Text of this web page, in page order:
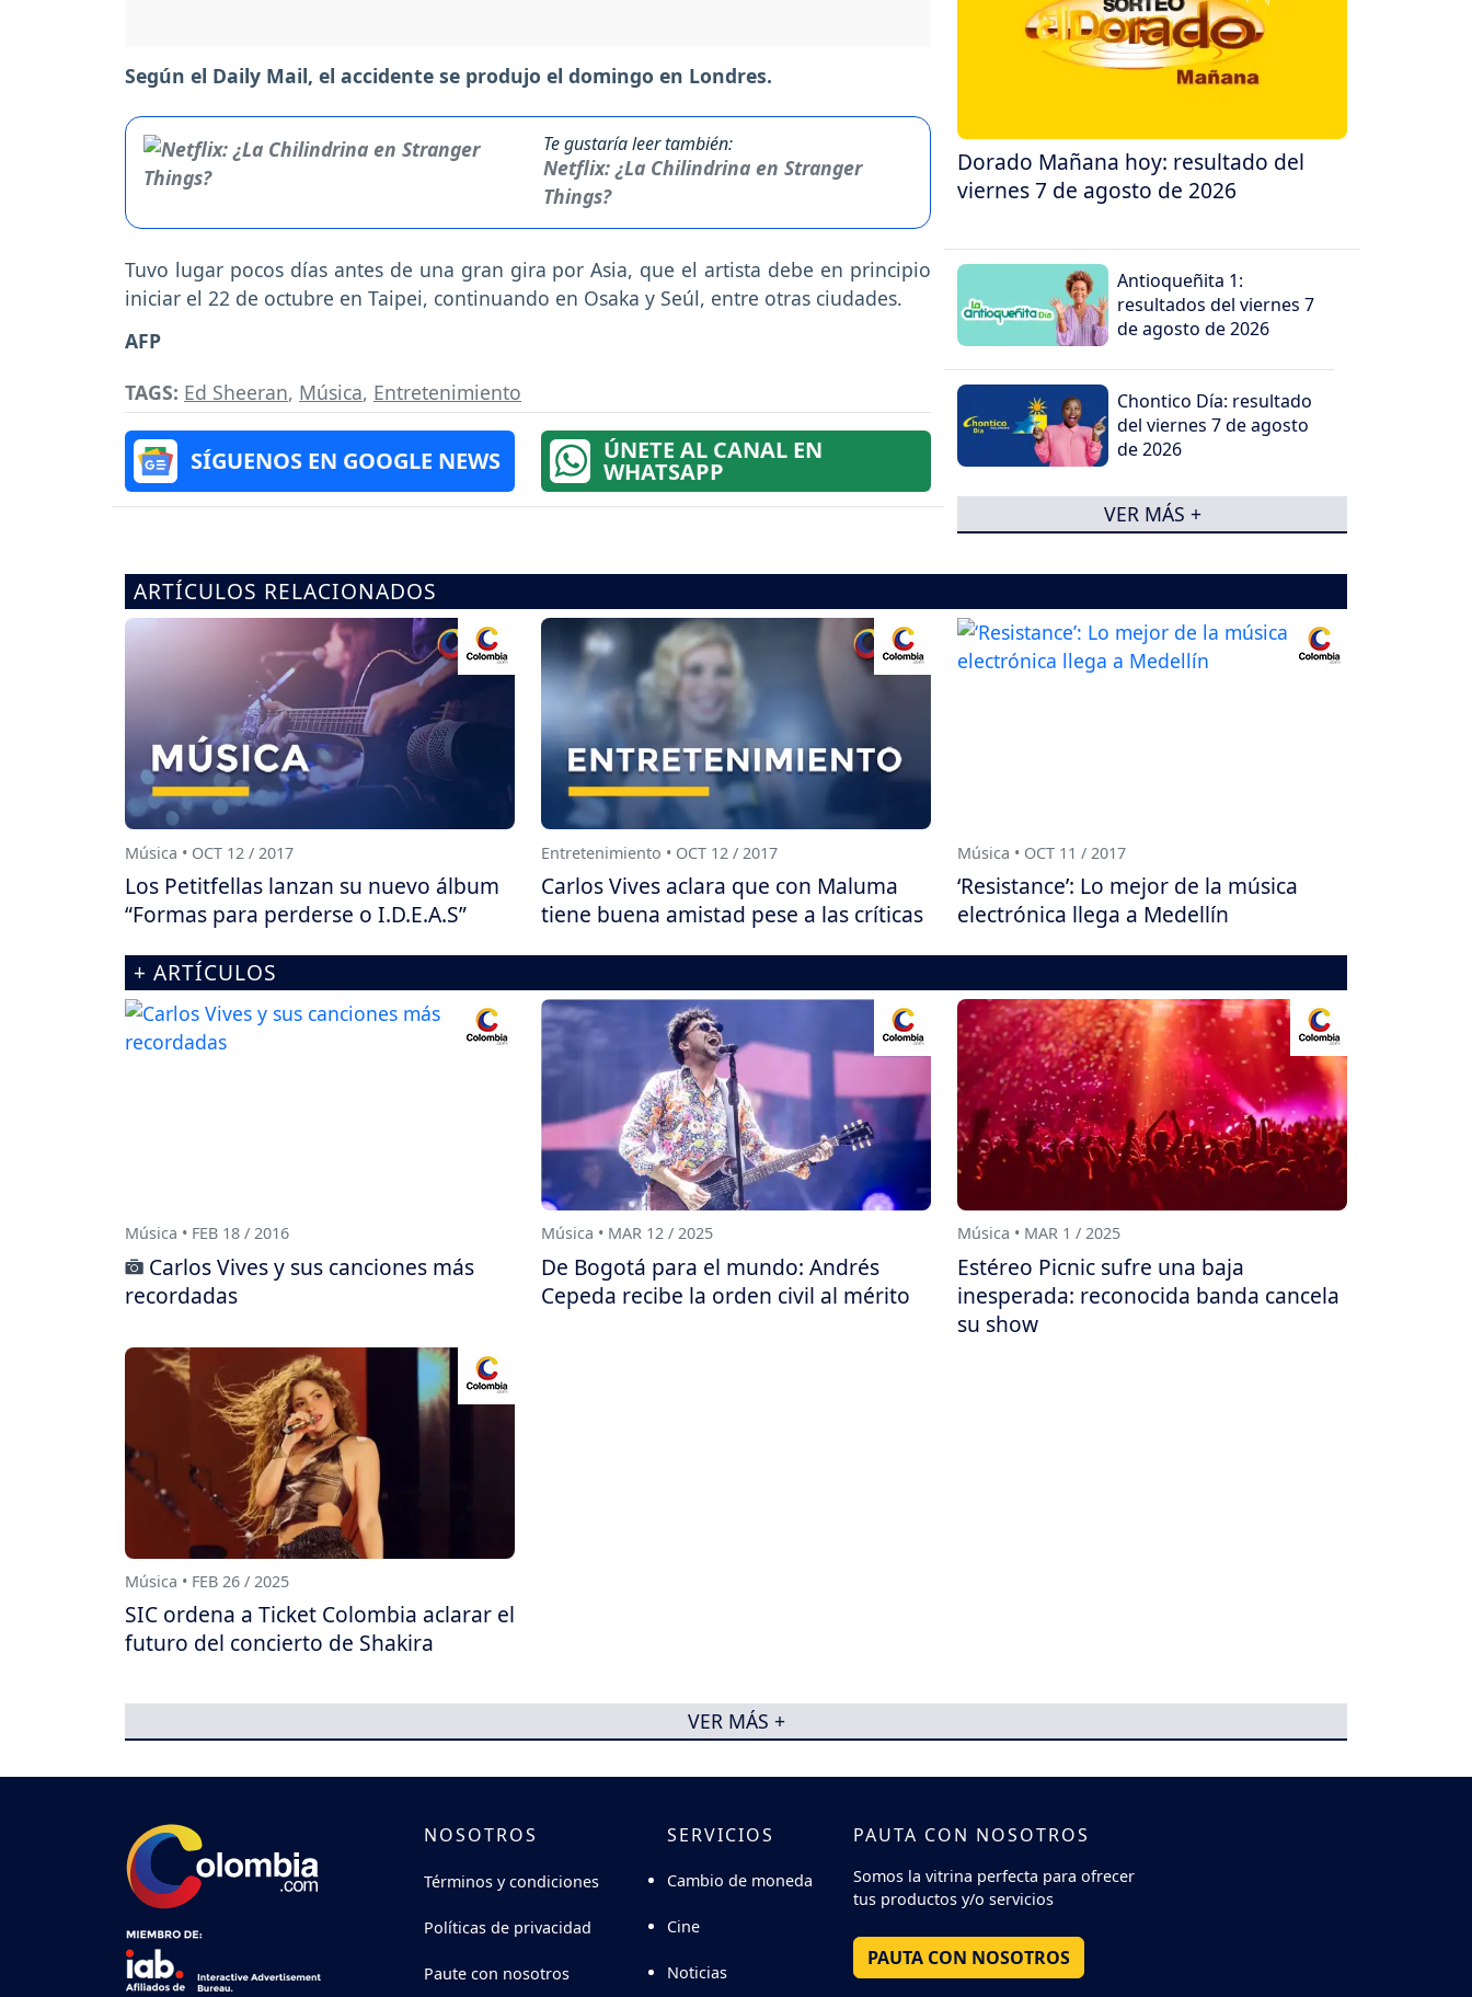
Según el Daily Mail, el accidente se produjo el domingo en Londres.
Te gustaría leer también:
Netflix: ¿La Chilindrina en Stranger
Things?
Tuvo lugar pocos días antes de una gran gira por Asia, que el artista debe en principio
iniciar el 22 de octubre en Taipei, continuando en Osaka y Seúl, entre otras ciudades.
AFP
TAGS: Ed Sheeran, Música, Entretenimiento
SÍGUENOS EN GOOGLE NEWS ÚNETE AL CANAL EN
WHATSAPP
Dorado Mañana hoy: resultado del
viernes 7 de agosto de 2026
Antioqueñita 1:
resultados del viernes 7
de agosto de 2026
Chontico Día: resultado
del viernes 7 de agosto
de 2026
VER MÁS +
ARTÍCULOS RELACIONADOS
Música • OCT 12 / 2017
Los Petitfellas lanzan su nuevo álbum
“Formas para perderse o I.D.E.A.S”
Entretenimiento • OCT 12 / 2017
Carlos Vives aclara que con Maluma
tiene buena amistad pese a las críticas
Música • OCT 11 / 2017
‘Resistance’: Lo mejor de la música
electrónica llega a Medellín
+ ARTÍCULOS
Música • FEB 18 / 2016
Carlos Vives y sus canciones más
recordadas
Música • MAR 12 / 2025
De Bogotá para el mundo: Andrés
Cepeda recibe la orden civil al mérito
Música • MAR 1 / 2025
Estéreo Picnic sufre una baja
inesperada: reconocida banda cancela
su show
Música • FEB 26 / 2025
SIC ordena a Ticket Colombia aclarar el
futuro del concierto de Shakira
VER MÁS +
NOSOTROS
Términos y condiciones
Políticas de privacidad
Paute con nosotros
SERVICIOS
Cambio de moneda
Cine
Noticias
PAUTA CON NOSOTROS
Somos la vitrina perfecta para ofrecer
tus productos y/o servicios
PAUTA CON NOSOTROS